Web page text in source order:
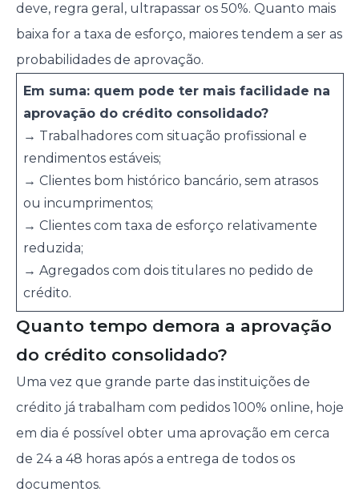
deve, regra geral, ultrapassar os 50%. Quanto mais
baixa for a taxa de esforço, maiores tendem a ser as
probabilidades de aprovação.
Em suma: quem pode ter mais facilidade na
aprovação do crédito consolidado?
→ Trabalhadores com situação profissional e
rendimentos estáveis;
→ Clientes bom histórico bancário, sem atrasos
ou incumprimentos;
→ Clientes com taxa de esforço relativamente
reduzida;
→ Agregados com dois titulares no pedido de
crédito.
Quanto tempo demora a aprovação
do crédito consolidado?
Uma vez que grande parte das instituições de
crédito já trabalham com pedidos 100% online, hoje
em dia é possível obter uma aprovação em cerca
de 24 a 48 horas após a entrega de todos os
documentos.